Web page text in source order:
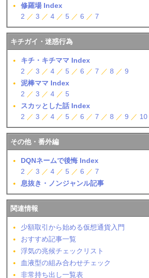
修羅場 Index
2 ／3 ／4 ／ 5 ／6 ／7
キチガイ・迷惑行為
キチ・キチママ Index
2 ／3 ／4 ／ 5 ／6 ／7 ／8 ／9
泥棒ママ Index
2 ／3 ／4 ／ 5
スカッとした話 Index
2 ／3 ／4 ／ 5 ／6 ／7 ／8 ／9 ／ 10
その他・番外編
DQNネームで後悔 Index
2 ／3 ／4 ／ 5 ／6 ／7
息抜き・ノンジャンル記事
関連情報
少額取引から始める仮想通貨入門
おすすめ記事一覧
浮気の兆候チェックリスト
血液型の組み合わせチェック
非常持ち出し一覧表